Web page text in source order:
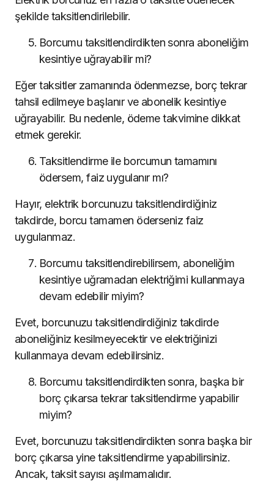
şekilde taksitlendirilebilir.
Borcumu taksitlendirdikten sonra aboneliğim
kesintiye uğrayabilir mi?
Eğer taksitler zamanında ödenmezse, borç tekrar
tahsil edilmeye başlanır ve abonelik kesintiye
uğrayabilir. Bu nedenle, ödeme takvimine dikkat
etmek gerekir.
Taksitlendirme ile borcumun tamamını
ödersem, faiz uygulanır mı?
Hayır, elektrik borcunuzu taksitlendirdiğiniz
takdirde, borcu tamamen öderseniz faiz
uygulanmaz.
Borcumu taksitlendirebilirsem, aboneliğim
kesintiye uğramadan elektriğimi kullanmaya
devam edebilir miyim?
Evet, borcunuzu taksitlendirdiğiniz takdirde
aboneliğiniz kesilmeyecektir ve elektriğinizi
kullanmaya devam edebilirsiniz.
Borcumu taksitlendirdikten sonra, başka bir
borç çıkarsa tekrar taksitlendirme yapabilir
miyim?
Evet, borcunuzu taksitlendirdikten sonra başka bir
borç çıkarsa yine taksitlendirme yapabilirsiniz.
Ancak, taksit sayısı aşılmamalıdır.